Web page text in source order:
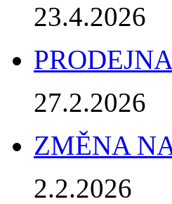
23.4.2026
27.2.2026
ZMĚNA
2.2.2026